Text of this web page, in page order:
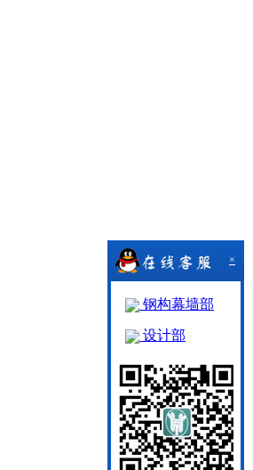
×
钢构幕墙部
设计部